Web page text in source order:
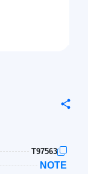
T97563
NOTE